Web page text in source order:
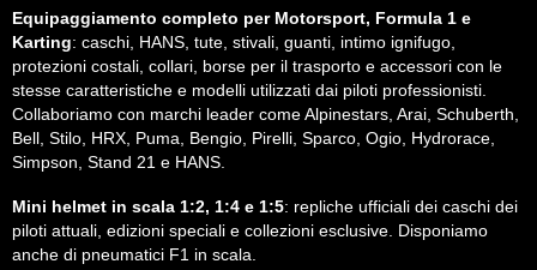
Equipaggiamento completo per Motorsport, Formula 1 e
Karting: caschi, HANS, tute, stivali, guanti, intimo ignifugo,
protezioni costali, collari, borse per il trasporto e accessori con le
stesse caratteristiche e modelli utilizzati dai piloti professionisti.
Collaboriamo con marchi leader come Alpinestars, Arai, Schuberth,
Bell, Stilo, HRX, Puma, Bengio, Pirelli, Sparco, Ogio, Hydrorace,
Simpson, Stand 21 e HANS.
Mini helmet in scala 1:2, 1:4 e 1:5: repliche ufficiali dei caschi dei
piloti attuali, edizioni speciali e collezioni esclusive. Disponiamo
anche di pneumatici F1 in scala.